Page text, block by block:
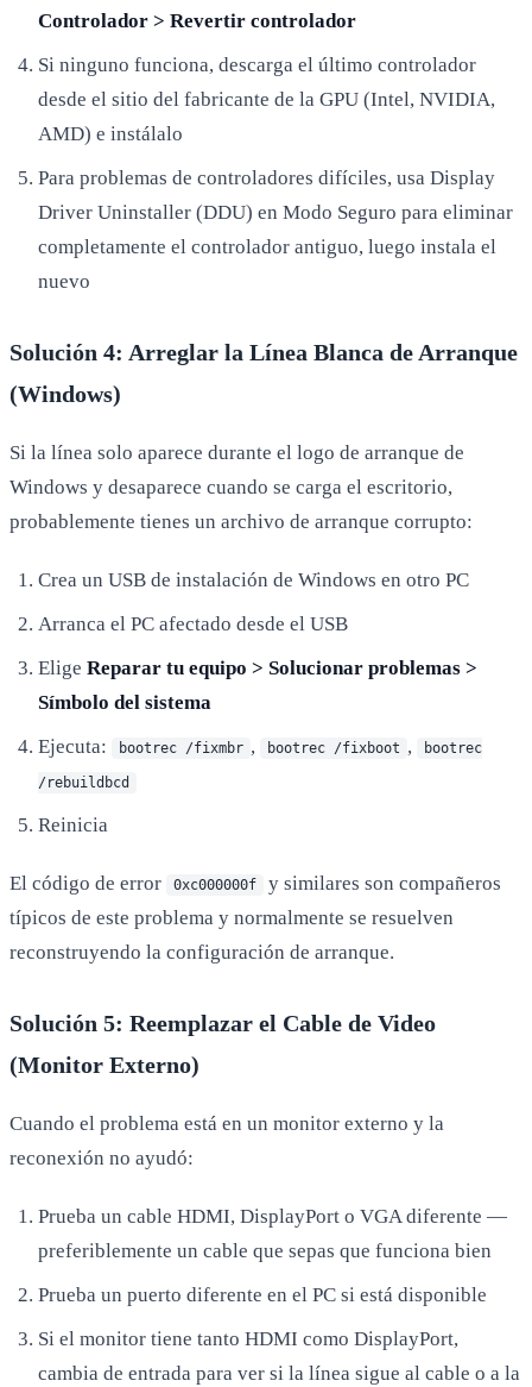
Controlador > Revertir controlador
Si ninguno funciona, descarga el último controlador
desde el sitio del fabricante de la GPU (Intel, NVIDIA,
AMD) e instálalo
Para problemas de controladores difíciles, usa Display
Driver Uninstaller (DDU) en Modo Seguro para eliminar
completamente el controlador antiguo, luego instala el
nuevo
Solución 4: Arreglar la Línea Blanca de Arranque
(Windows)
Si la línea solo aparece durante el logo de arranque de
Windows y desaparece cuando se carga el escritorio,
probablemente tienes un archivo de arranque corrupto:
Crea un USB de instalación de Windows en otro PC
Arranca el PC afectado desde el USB
Elige Reparar tu equipo > Solucionar problemas >
Símbolo del sistema
Ejecuta:
bootrec /fixmbr , bootrec /fixboot , bootrec
/rebuildbcd
Reinicia
El código de error 0xc000000f
y similares son compañeros
típicos de este problema y normalmente se resuelven
reconstruyendo la configuración de arranque.
Solución 5: Reemplazar el Cable de Video
(Monitor Externo)
Cuando el problema está en un monitor externo y la
reconexión no ayudó:
Prueba un cable HDMI, DisplayPort o VGA diferente —
preferiblemente un cable que sepas que funciona bien
Prueba un puerto diferente en el PC si está disponible
Si el monitor tiene tanto HDMI como DisplayPort,
cambia de entrada para ver si la línea sigue al cable o a la